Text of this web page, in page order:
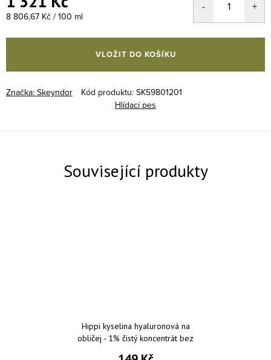
Měrná cena:
8 806,67 Kč / 100 ml
VLOŽIT DO KOŠÍKU
Značka: Skeyndor Kód produktu: SK59801201
Hlídací pes
Související produkty
Hippi kyselina hyaluronová na
obličej - 1% čistý koncentrát bez